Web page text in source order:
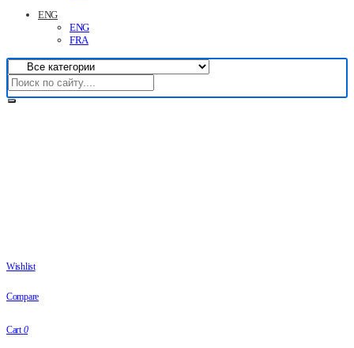
ENG
ENG
FRA
Wishlist
Compare
Cart 0